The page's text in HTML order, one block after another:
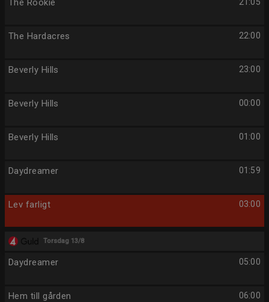
The Rookie
22:00
The Hardacres
23:00
Beverly Hills
00:00
Beverly Hills
01:00
Beverly Hills
01:59
Daydreamer
03:00
Lev farligt
Torsdag 13/8
05:00
Daydreamer
06:00
Hem till gården